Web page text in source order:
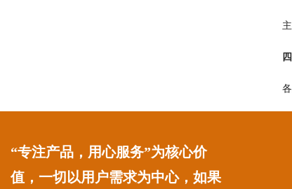
“专注产品，用心服务”为核心价
值，一切以用户需求为中心，如果